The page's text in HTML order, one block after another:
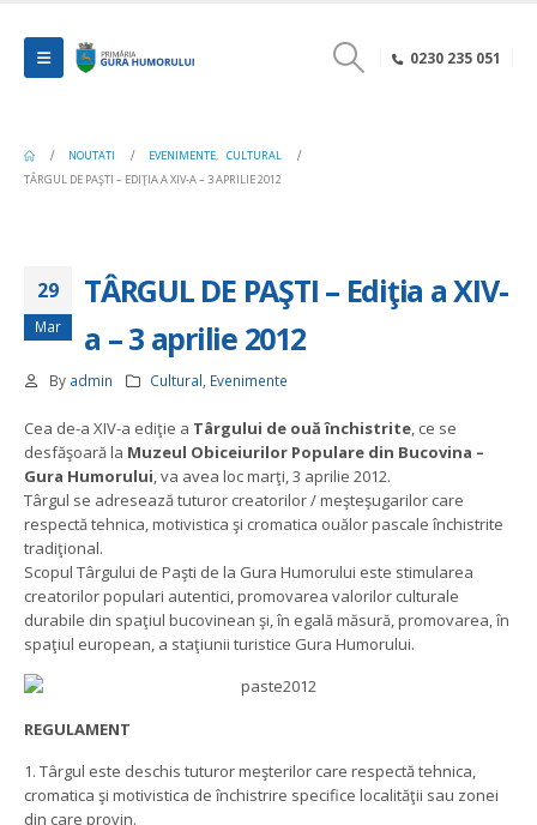
0230 235 051
NOUTATI EVENIMENTE, CULTURAL
TÂRGUL DE PAŞTI – EDIŢIA A XIV-A – 3 APRILIE 2012
29
Mar
TÂRGUL DE PAŞTI – Ediţia a XIV-
a – 3 aprilie 2012
By admin Cultural Evenimente
Cea de-a XIV-a ediţie a Târgului de ouă închistrite, ce se
desfăşoară la Muzeul Obiceiurilor Populare din Bucovina –
Gura Humorului, va avea loc marţi, 3 aprilie 2012.
Târgul se adresează tuturor creatorilor / meşteşugarilor care
respectă tehnica, motivistica şi cromatica ouălor pascale închistrite
tradiţional.
Scopul Târgului de Paşti de la Gura Humorului este stimularea
creatorilor populari autentici, promovarea valorilor culturale
durabile din spaţiul bucovinean şi, în egală măsură, promovarea, în
spaţiul european, a staţiunii turistice Gura Humorului.
REGULAMENT
1. Târgul este deschis tuturor meşterilor care respectă tehnica,
cromatica şi motivistica de închistrire specifice localităţii sau zonei
din care provin.